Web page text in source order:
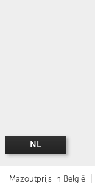
NL
Mazoutprijs in België